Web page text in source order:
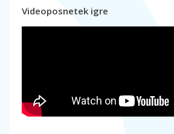
Videoposnetek igre